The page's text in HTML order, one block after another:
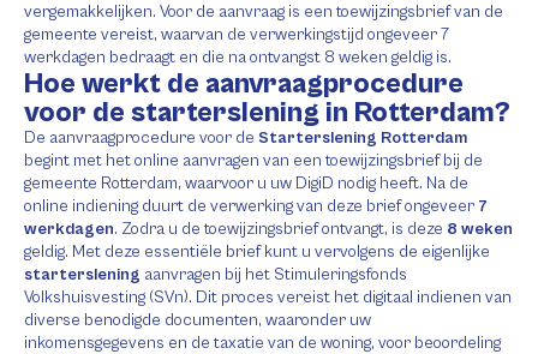
vergemakkelijken. Voor de aanvraag is een toewijzingsbrief van de
gemeente vereist, waarvan de verwerkingstijd ongeveer 7
werkdagen bedraagt en die na ontvangst 8 weken geldig is.
Hoe werkt de aanvraagprocedure
voor de starterslening in Rotterdam?
De aanvraagprocedure voor de Starterslening Rotterdam
begint met het online aanvragen van een toewijzingsbrief bij de
gemeente Rotterdam, waarvoor u uw DigiD nodig heeft. Na de
online indiening duurt de verwerking van deze brief ongeveer 7
werkdagen. Zodra u de toewijzingsbrief ontvangt, is deze 8 weken
geldig. Met deze essentiële brief kunt u vervolgens de eigenlijke
starterslening aanvragen bij het Stimuleringsfonds
Volkshuisvesting (SVn). Dit proces vereist het digitaal indienen van
diverse benodigde documenten, waaronder uw
inkomensgegevens en de taxatie van de woning, voor beoordeling